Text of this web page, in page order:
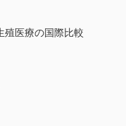
医療の国際比較